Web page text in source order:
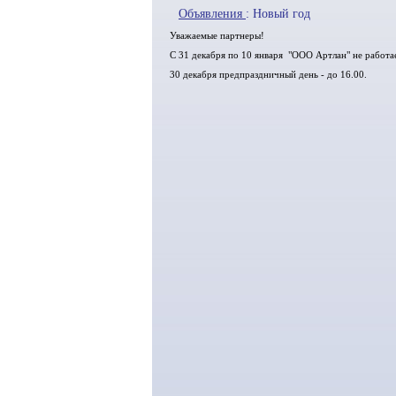
Объявления : Новый год
Уважаемые партнеры!
С 31 декабря по 10 января "ООО Артлан" не
30 декабря предпраздничный день - до 16.00.